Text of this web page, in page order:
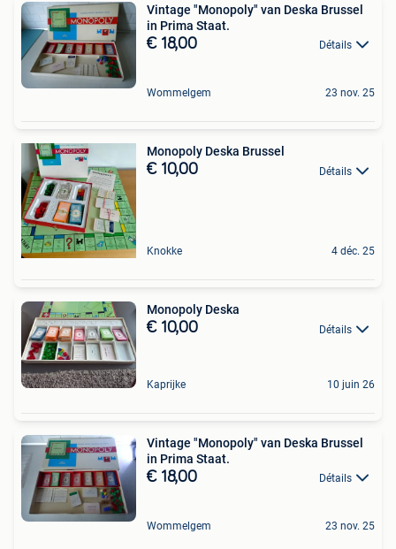
Vintage "Monopoly" van Deska Brussel
in Prima Staat.
€ 18,00 Détails
Wommelgem 23 nov. 25
Monopoly Deska Brussel
€ 10,00 Détails
Knokke 4 déc. 25
Monopoly Deska
€ 10,00 Détails
Kaprijke 10 juin 26
Vintage "Monopoly" van Deska Brussel
in Prima Staat.
€ 18,00 Détails
Wommelgem 23 nov. 25